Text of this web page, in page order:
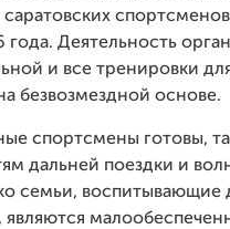
Деятельность
и все тренировки
безвозмездной основе.
спортсмены готовы,
дальней поездки и
семьи, воспитывающие
являются